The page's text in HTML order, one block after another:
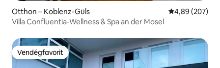
Otthon – Koblenz-Güls Átlagos
4,89 (207)
Villa Confluentia-Wellness & Spa an der Mosel
Vendégfavorit
Vendégfavorit